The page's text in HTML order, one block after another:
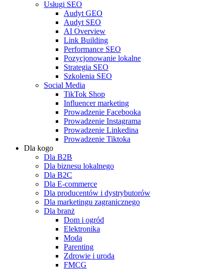
Usługi SEO
Audyt GEO
Audyt SEO
AI Overview
Link Building
Performance SEO
Pozycjonowanie lokalne
Strategia SEO
Szkolenia SEO
Social Media
TikTok Shop
Influencer marketing
Prowadzenie Facebooka
Prowadzenie Instagrama
Prowadzenie Linkedina
Prowadzenie Tiktoka
Dla kogo
Dla B2B
Dla biznesu lokalnego
Dla B2C
Dla E-commerce
Dla producentów i dystrybutorów
Dla marketingu zagranicznego
Dla branż
Dom i ogród
Elektronika
Moda
Parenting
Zdrowie i uroda
FMCG